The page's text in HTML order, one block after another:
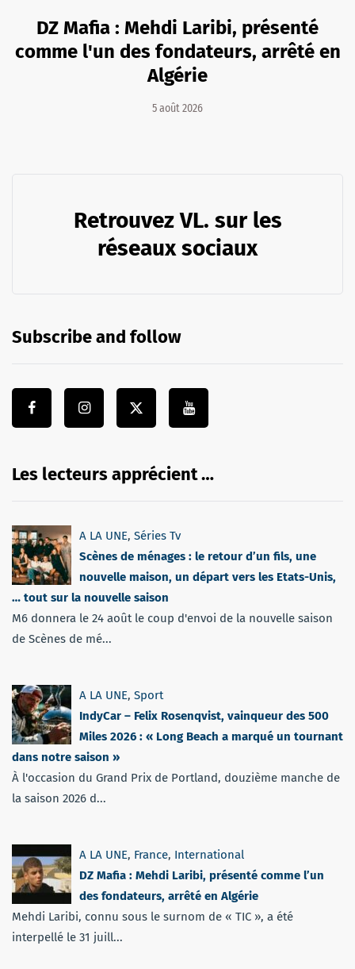
DZ Mafia : Mehdi Laribi, présenté
comme l'un des fondateurs, arrêté en
Algérie
5 août 2026
Retrouvez VL. sur les
réseaux sociaux
Subscribe and follow
Les lecteurs apprécient …
A LA UNE, Séries Tv
Scènes de ménages : le retour d’un fils, une
nouvelle maison, un départ vers les Etats-Unis,
… tout sur la nouvelle saison
M6 donnera le 24 août le coup d'envoi de la nouvelle saison
de Scènes de mé...
A LA UNE, Sport
IndyCar – Felix Rosenqvist, vainqueur des 500
Miles 2026 : « Long Beach a marqué un tournant
dans notre saison »
À l'occasion du Grand Prix de Portland, douzième manche de
la saison 2026 d...
A LA UNE, France, International
DZ Mafia : Mehdi Laribi, présenté comme l’un
des fondateurs, arrêté en Algérie
Mehdi Laribi, connu sous le surnom de « TIC », a été
interpellé le 31 juill...